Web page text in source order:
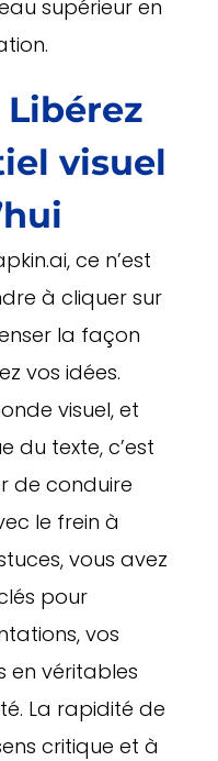
supérieur en
visuel
ce n’est
à cliquer sur
la façon
vos idées.
visuel, et
du texte, c’est
de conduire
le frein à
vous avez
pour
vos
en véritables
La rapidité de
critique et à